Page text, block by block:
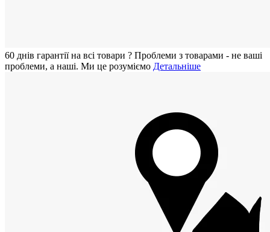
60 днiв гарантії на всi товари ? Проблеми з товарами - не ваші
проблеми, а наші. Ми це розуміємо Детальніше